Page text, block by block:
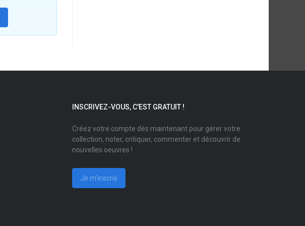
INSCRIVEZ-VOUS, C'EST GRATUIT !
Créez votre compte dès maintenant pour gérer votre
collection, noter, critiquer, commenter et découvrir de
nouvelles oeuvres !
Je m'inscris